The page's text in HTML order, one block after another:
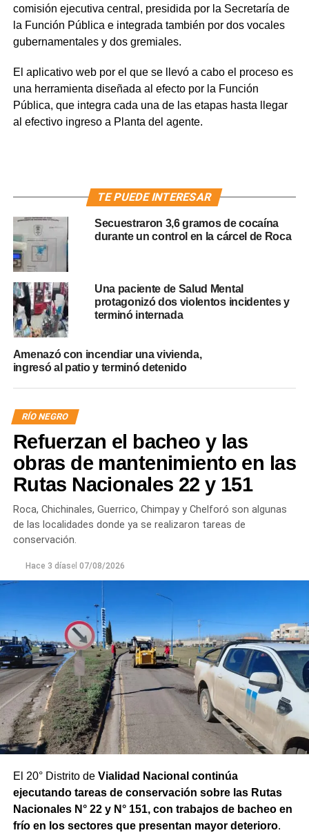
comisión ejecutiva central, presidida por la Secretaría de
la Función Pública e integrada también por dos vocales
gubernamentales y dos gremiales.
El aplicativo web por el que se llevó a cabo el proceso es
una herramienta diseñada al efecto por la Función
Pública, que integra cada una de las etapas hasta llegar
al efectivo ingreso a Planta del agente.
TE PUEDE INTERESAR
Secuestraron 3,6 gramos de cocaína
durante un control en la cárcel de Roca
Una paciente de Salud Mental
protagonizó dos violentos incidentes y
terminó internada
Amenazó con incendiar una vivienda,
ingresó al patio y terminó detenido
RÍO NEGRO
Refuerzan el bacheo y las
obras de mantenimiento en las
Rutas Nacionales 22 y 151
Roca, Chichinales, Guerrico, Chimpay y Chelforó son algunas
de las localidades donde ya se realizaron tareas de
conservación.
Hace 3 díasel 07/08/2026
El 20° Distrito de Vialidad Nacional continúa
ejecutando tareas de conservación sobre las Rutas
Nacionales N° 22 y N° 151, con trabajos de bacheo en
frío en los sectores que presentan mayor deterioro.